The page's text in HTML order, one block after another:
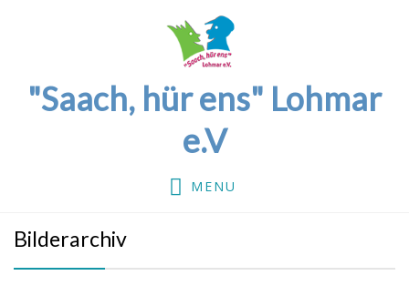
"Saach, hür ens" Lohmar
e.V
MENU
Bilderarchiv